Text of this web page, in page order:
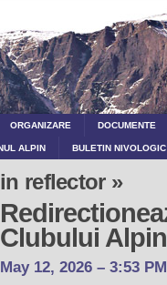
ORGANIZARE DOCUMENTE
ALPIN BULETIN
in reflector »
Clubului
May 12, 2026 – 3:53 PM